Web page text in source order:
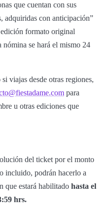
que cuentan con sus
adquiridas con anticipación”
formato original
se hará el mismo 24
viajas desde otras regiones,
para
u otras ediciones que
del ticket por el monto
incluido, podrán hacerlo a
que estará habilitado hasta el
hrs.